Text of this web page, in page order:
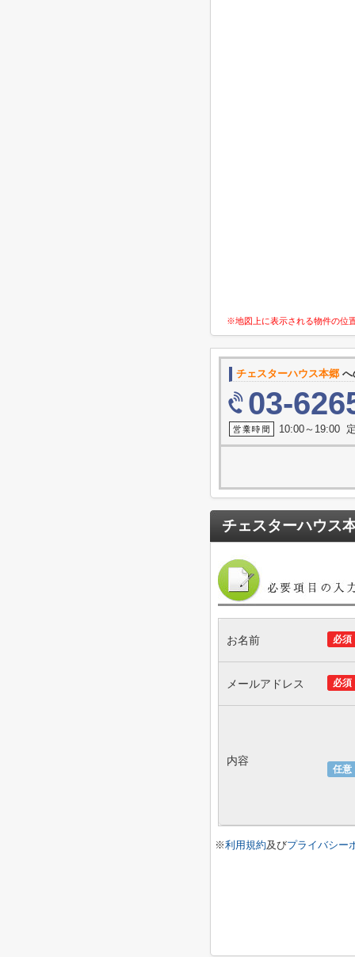
※地図上に表示される物件の位
チェスターハウス本郷 へ
03-
10:00～19:00
チェスターハウス
必須
お名前
必須
メールアドレス
任意
内容
※利用規約及びプライバシー